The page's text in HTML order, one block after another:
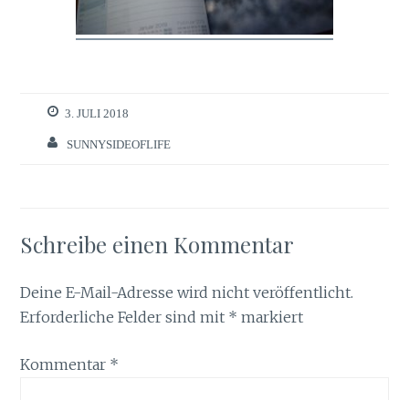
3. JULI 2018
SUNNYSIDEOFLIFE
Schreibe einen Kommentar
Deine E-Mail-Adresse wird nicht veröffentlicht.
Erforderliche Felder sind mit * markiert
Kommentar *